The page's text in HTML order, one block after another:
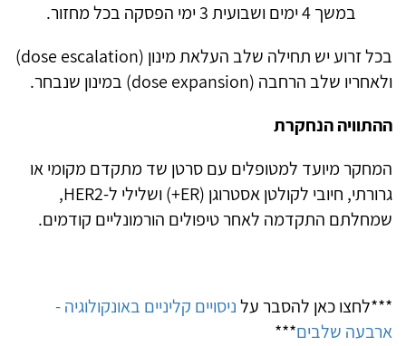
במשך 4 ימים ושבועית 3 ימי הפסקה בכל מחזור.
בכל זרוע יש תחילה שלב העלאת מינון (dose escalation)
ולאחריו שלב הרחבה (dose expansion) במינון שנבחר.
ההתוויה הנחקרת
המחקר מיועד למטופלים עם סרטן שד מתקדם מקומי או
גרורתי, חיובי לקולטן אסטרוגן (ER+) ושלילי ל‑HER2,
שמחלתם התקדמה לאחר טיפולים הורמונליים קודמים.
***לחצו כאן להסבר עלניסויים קליניים באונקולוגיה -
ארבעה שלבים***